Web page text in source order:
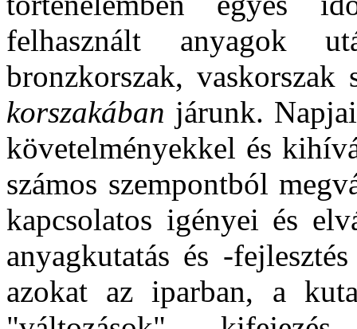
felhasznált anyagok
bronzkorszak,
korszakában járunk.
követelményekkel és
számos szempontból
kapcsolatos igényei és
anyagkutatás és -
azokat az iparban, a